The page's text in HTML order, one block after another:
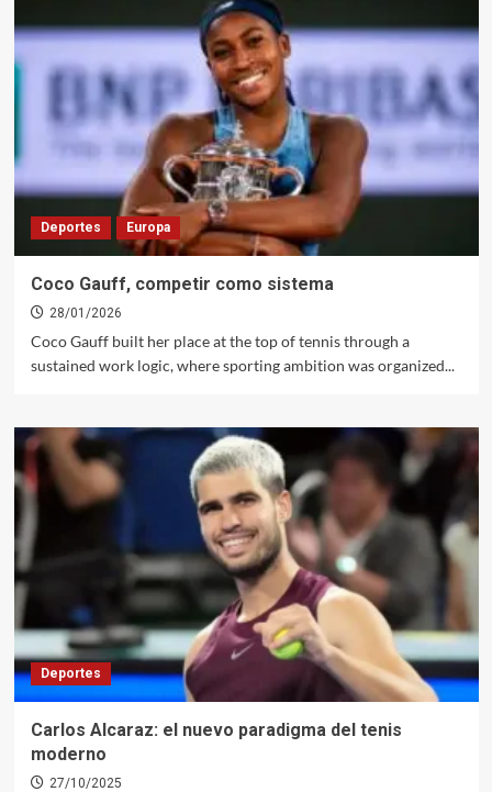
Deportes Europa
Coco Gauff, competir como sistema
28/01/2026
Coco Gauff built her place at the top of tennis through a
sustained work logic, where sporting ambition was organized...
Deportes
Carlos Alcaraz: el nuevo paradigma del tenis
moderno
27/10/2025